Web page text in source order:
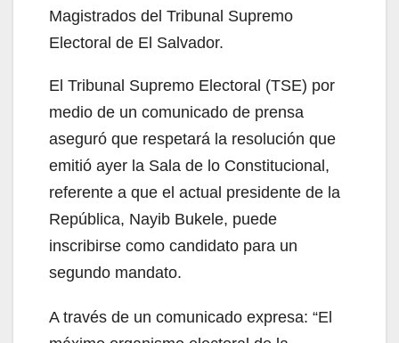
Magistrados del Tribunal Supremo
Electoral de El Salvador.
El Tribunal Supremo Electoral (TSE) por
medio de un comunicado de prensa
aseguró que respetará la resolución que
emitió ayer la Sala de lo Constitucional,
referente a que el actual presidente de la
República, Nayib Bukele, puede
inscribirse como candidato para un
segundo mandato.
A través de un comunicado expresa: “El